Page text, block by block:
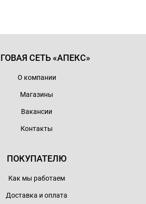
СЕТЬ «АПЕКС»
О компании
Магазины
Вакансии
Контакты
ПОКУПАТЕЛЮ
Как мы работаем
Доставка и оплата